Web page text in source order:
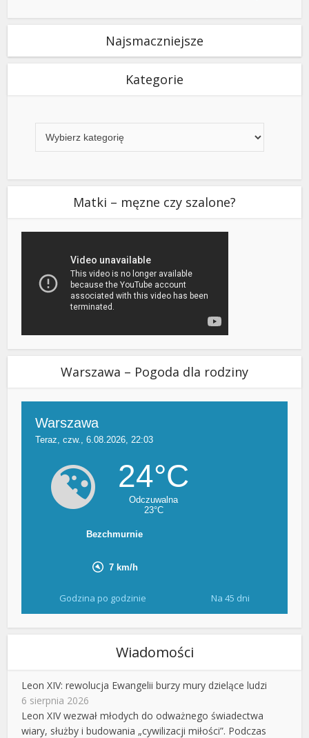
Najsmaczniejsze
Kategorie
Matki – męzne czy szalone?
Warszawa – Pogoda dla rodziny
Godzina po godzinie Na 45 dni
Wiadomości
Leon XIV: rewolucja Ewangelii burzy mury dzielące ludzi
6 sierpnia 2026
Leon XIV wezwał młodych do odważnego świadectwa
wiary, służby i budowania „cywilizacji miłości”. Podczas